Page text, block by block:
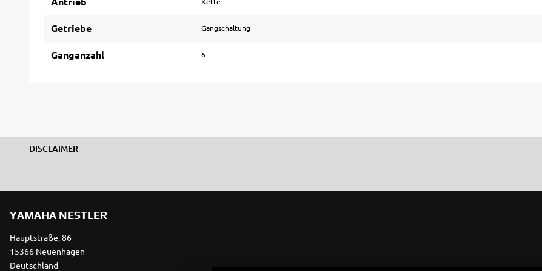
Getriebe Gangschaltung
Ganganzahl 6
DISCLAIMER
YAMAHA NESTLER
Hauptstraße, 86
15366 Neuenhagen
Deutschland